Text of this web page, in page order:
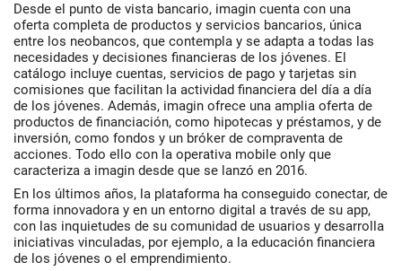
Desde el punto de vista bancario, imagin cuenta con una
oferta completa de productos y servicios bancarios, única
entre los neobancos, que contempla y se adapta a todas las
necesidades y decisiones financieras de los jóvenes. El
catálogo incluye cuentas, servicios de pago y tarjetas sin
comisiones que facilitan la actividad financiera del día a día
de los jóvenes. Además, imagin ofrece una amplia oferta de
productos de financiación, como hipotecas y préstamos, y de
inversión, como fondos y un bróker de compraventa de
acciones. Todo ello con la operativa mobile only que
caracteriza a imagin desde que se lanzó en 2016.
En los últimos años, la plataforma ha conseguido conectar, de
forma innovadora y en un entorno digital a través de su app,
con las inquietudes de su comunidad de usuarios y desarrolla
iniciativas vinculadas, por ejemplo, a la educación financiera
de los jóvenes o el emprendimiento.